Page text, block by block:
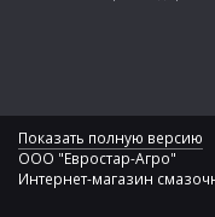
Показать полную версию
ООО "Евростар-Агро"
Интернет-магазин